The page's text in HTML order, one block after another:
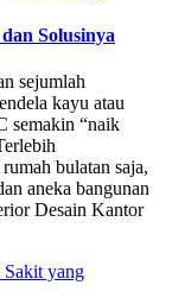
Solusinya
sejumlah
kayu atau
semakin “naik
bulatan saja,
aneka bangunan
Desain Kantor